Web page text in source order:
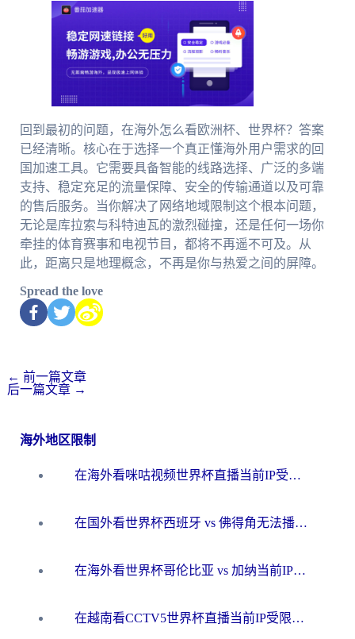
回到最初的问题，在海外怎么看欧洲杯、世界杯？答案
已经清晰。核心在于选择一个真正懂海外用户需求的回
国加速工具。它需要具备智能的线路选择、广泛的多端
支持、稳定充足的流量保障、安全的传输通道以及可靠
的售后服务。当你解决了网络地域限制这个根本问题，
无论是库拉索与科特迪瓦的激烈碰撞，还是任何一场你
牵挂的体育赛事和电视节目，都将不再遥不可及。从
此，距离只是地理概念，不再是你与热爱之间的屏障。
Spread the love
← 前一篇文章
后一篇文章 →
海外地区限制
在海外看咪咕视频世界杯直播当前IP受限制？这篇指南帮你搞定所有体育赛事观看难题
在国外看世界杯西班牙 vs 佛得角无法播放？这篇指南帮你解锁所有中文体育直播
在海外看世界杯哥伦比亚 vs 加纳当前IP受限制？这篇指南帮你流畅看中文解说赛事
在越南看CCTV5世界杯直播当前IP受限制？海外党体育观赛终极指南来了